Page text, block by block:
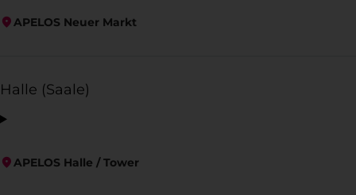
APELOS Neuer Markt
Halle (Saale)
APELOS Halle / Tower